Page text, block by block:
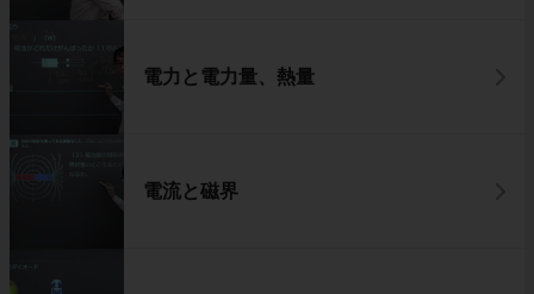
電力と電力量、熱量
電流と磁界